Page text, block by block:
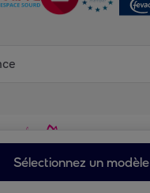
Sélectionnez un modèle